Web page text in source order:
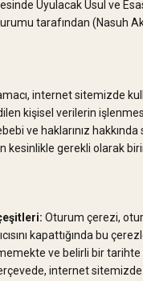
Uyulacak Usul ve
tarafından (Nasuh
internet sitemizde
kişisel verilerin
ve haklarınız
kesinlikle gerekli olarak
Oturum çerezi,
kapattığında bu
ve belirli bir
internet